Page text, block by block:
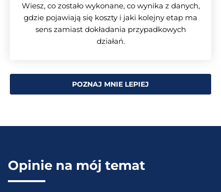
Wiesz, co zostało wykonane, co wynika z danych,
gdzie pojawiają się koszty i jaki kolejny etap ma
sens zamiast dokładania przypadkowych
działań.
POZNAJ MNIE LEPIEJ
Opinie na mój temat